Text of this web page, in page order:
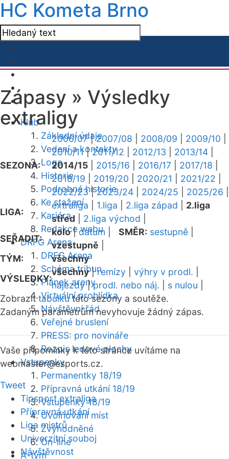
HC Kometa Brno
Klub
Základní údaje
Vedení a kontakty
Logo
Historie
Podrobná historie
Ke stažení
Kariéra
Redakce webu
DRFG Arena
DRFG Arena
Schéma tribun
Plánek areny
Virtuální prohlídka
Návštěvní řád
Veřejné bruslení
PRESS: pro novináře
Rozpis ledové plochy
Vstupenky
Permanentky 18/19
Přípravná utkání 18/19
Vstupenky 18/19
Uvolňování míst
Zvýhodněné
On-line
A-tým
Zápasy » Výsledky
extraligy
SEZONA:
2006/07|2007/08 2008/09 2009/10
2010/11|2011/12 2012/13 2013/14
2014/15
2015/16 2016/17 2017/18
2018/19
2019/20 2020/21 2021/22
2022/23|2023/24 2024/25 2025/26
LIGA:
extraliga 1.liga 2.liga západ
2.liga
střed
2.liga východ
SEŘADIT:
kolo|datum SMĚR: sestupně
vzestupně
TÝM:
všechny
VÝSLEDKY:
všechny|remízy výhry v prodl.
nájezdy|prodl. nebo náj. s nulou
Zobrazittabulkutéto sezóny a soutěže.
Zadaným parametrům nevyhovuje žádný zápas.
Vaše připomínky k této stránce uvítáme na
webmaster@esports.cz.
Tweet
Tipsport extraliga
Přípravná utkání
Liga mistrů
Univerzitní souboj
Návštěvnost